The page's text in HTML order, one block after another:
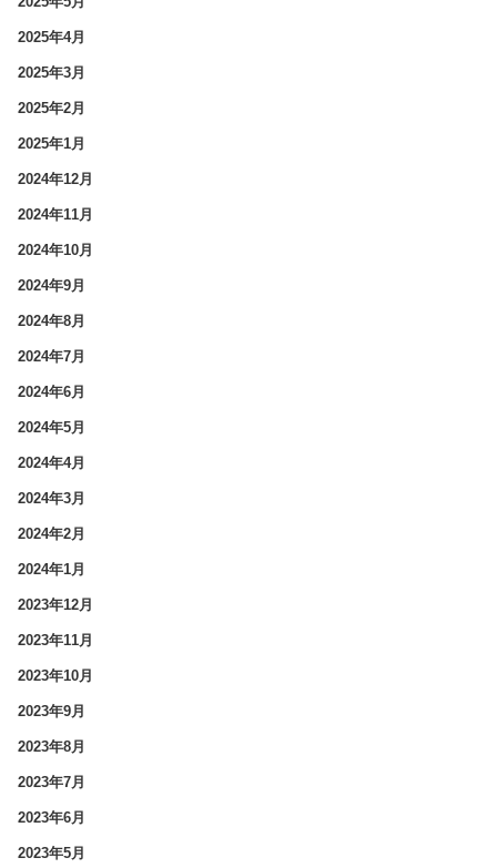
2025年4月
2025年3月
2025年2月
2025年1月
2024年12月
2024年11月
2024年10月
2024年9月
2024年8月
2024年7月
2024年6月
2024年5月
2024年4月
2024年3月
2024年2月
2024年1月
2023年12月
2023年11月
2023年10月
2023年9月
2023年8月
2023年7月
2023年6月
2023年5月